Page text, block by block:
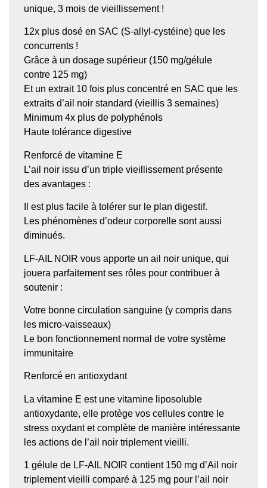
unique, 3 mois de vieillissement !
12x plus dosé en SAC (S-allyl-cystéine) que les
concurrents !
Grâce à un dosage supérieur (150 mg/gélule
contre 125 mg)
Et un extrait 10 fois plus concentré en SAC que les
extraits d’ail noir standard (vieillis 3 semaines)
Minimum 4x plus de polyphénols
Haute tolérance digestive
Renforcé de vitamine E
L’ail noir issu d’un triple vieillissement présente
des avantages :
Il est plus facile à tolérer sur le plan digestif.
Les phénomènes d’odeur corporelle sont aussi
diminués.
LF-AIL NOIR vous apporte un ail noir unique, qui
jouera parfaitement ses rôles pour contribuer à
soutenir :
Votre bonne circulation sanguine (y compris dans
les micro-vaisseaux)
Le bon fonctionnement normal de votre système
immunitaire
Renforcé en antioxydant
La vitamine E est une vitamine liposoluble
antioxydante, elle protège vos cellules contre le
stress oxydant et complète de manière intéressante
les actions de l’ail noir triplement vieilli.
1 gélule de LF-AIL NOIR contient 150 mg d’Ail noir
triplement vieilli comparé à 125 mg pour l’ail noir